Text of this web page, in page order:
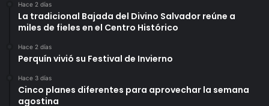
Hace 2 días
La tradicional Bajada del Divino Salvador reúne a
miles de fieles en el Centro Histórico
Hace 2 días
Perquín vivió su Festival de Invierno
Hace 3 días
Cinco planes diferentes para aprovechar la semana
agostina